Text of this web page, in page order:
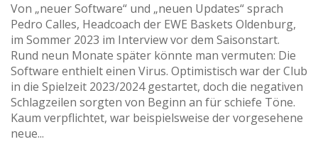
Von „neuer Software“ und „neuen Updates“ sprach
Pedro Calles, Headcoach der EWE Baskets Oldenburg,
im Sommer 2023 im Interview vor dem Saisonstart.
Rund neun Monate später könnte man vermuten: Die
Software enthielt einen Virus. Optimistisch war der Club
in die Spielzeit 2023/2024 gestartet, doch die negativen
Schlagzeilen sorgten von Beginn an für schiefe Töne.
Kaum verpflichtet, war beispielsweise der vorgesehene
neue...